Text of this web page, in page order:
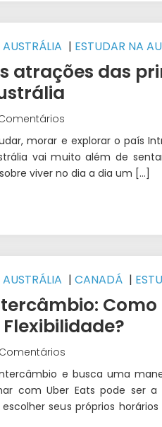
AUSTRÁLIA | ESTUDAR NA
INTERCÂMBIO
atrações das
morar e explorar o país
vai muito além de
viver no dia a dia um […]
AUSTRÁLIA | CANADÁ |
|FAZER DINHEIRO NO
NOVA ZELÂNDIA |
|WEST 1 INTERCÂMBIO
e busca uma
com Uber Eats pode ser a
seus próprios